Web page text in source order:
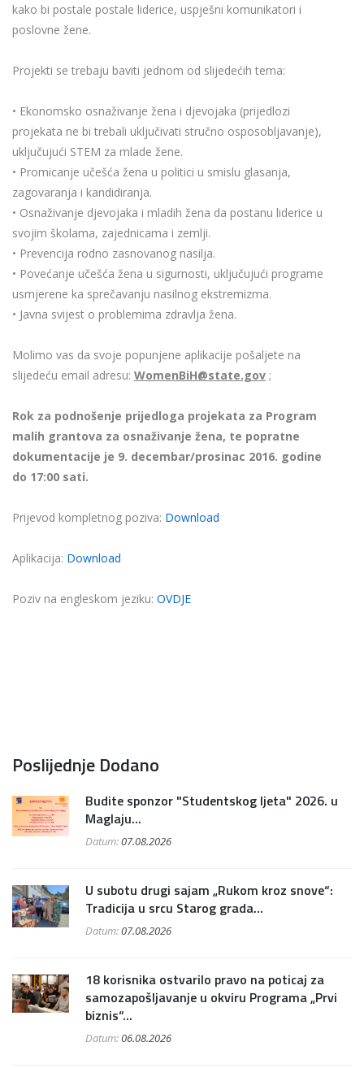
kako bi postale postale liderice, uspješni komunikatori i
poslovne žene.
Projekti se trebaju baviti jednom od slijedećih tema:
• Ekonomsko osnaživanje žena i djevojaka (prijedlozi
projekata ne bi trebali uključivati stručno osposobljavanje),
uključujući STEM za mlade žene.
• Promicanje učešća žena u politici u smislu glasanja,
zagovaranja i kandidiranja.
• Osnaživanje djevojaka i mladih žena da postanu liderice u
svojim školama, zajednicama i zemlji.
• Prevencija rodno zasnovanog nasilja.
• Povećanje učešća žena u sigurnosti, uključujući programe
usmjerene ka sprečavanju nasilnog ekstremizma.
• Javna svijest o problemima zdravlja žena.
Molimo vas da svoje popunjene aplikacije pošaljete na
slijedeću email adresu: WomenBiH@state.gov ;
Rok za podnošenje prijedloga projekata za Program
malih grantova za osnaživanje žena, te popratne
dokumentacije je 9. decembar/prosinac 2016. godine
do 17:00 sati.
Prijevod kompletnog poziva: Download
Aplikacija: Download
Poziv na engleskom jeziku: OVDJE
Poslijednje Dodano
Budite sponzor "Studentskog ljeta" 2026. u
Maglaju...
Datum:07.08.2026
U subotu drugi sajam „Rukom kroz snove“:
Tradicija u srcu Starog grada...
Datum:07.08.2026
18 korisnika ostvarilo pravo na poticaj za
samozapošljavanje u okviru Programa „Prvi
biznis“...
Datum:06.08.2026